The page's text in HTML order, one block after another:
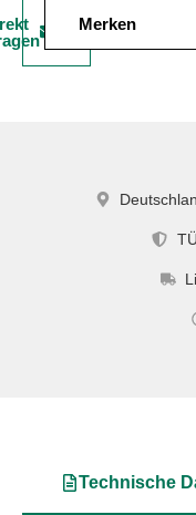
Merken
Technische